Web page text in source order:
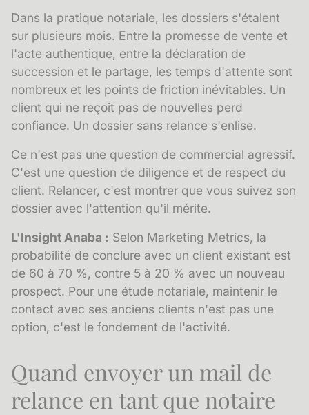
Dans la pratique notariale, les dossiers s'étalent
sur plusieurs mois. Entre la promesse de vente et
l'acte authentique, entre la déclaration de
succession et le partage, les temps d'attente sont
nombreux et les points de friction inévitables. Un
client qui ne reçoit pas de nouvelles perd
confiance. Un dossier sans relance s'enlise.
Ce n'est pas une question de commercial agressif.
C'est une question de diligence et de respect du
client. Relancer, c'est montrer que vous suivez son
dossier avec l'attention qu'il mérite.
L'Insight Anaba : Selon Marketing Metrics, la
probabilité de conclure avec un client existant est
de 60 à 70 %, contre 5 à 20 % avec un nouveau
prospect. Pour une étude notariale, maintenir le
contact avec ses anciens clients n'est pas une
option, c'est le fondement de l'activité.
Quand envoyer un mail de
relance en tant que notaire